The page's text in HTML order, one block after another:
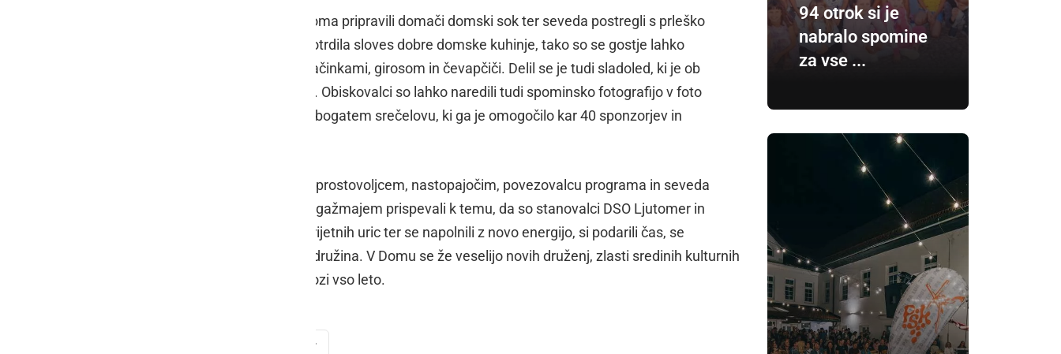
Za osvežitev gostov so zaposleni doma pripravili domači domski sok ter seveda postregli s prleško
kapljico. Pestra ponudba hrane je potrdila sloves dobre domske kuhinje, tako so se gostje lahko
okrepčali s kvasenicami, krapci, palačinkami, girosom in čevapčiči. Delil se je tudi sladoled, ki je ob
sončnem vremenu še posebej prijal. Obiskovalci so lahko naredili tudi spominsko fotografijo v foto
kotičku, vsi pa so lahko sodelovali v bogatem srečelovu, ki ga je omogočilo kar 40 sponzorjev in
Zahvala in pohvala gre zaposlenim, prostovoljcem, nastopajočim, povezovalcu programa in seveda
sponzorjem, vsem, ki so s svojim angažmajem prispevali k temu, da so stanovalci DSO Ljutomer in
njihovi svojci lahko preživeli nekaj prijetnih uric ter se napolnili z novo energijo, si podarili čas, se
sproščeno družili in začutili kot ena družina. V Domu se že veselijo novih druženj, zlasti sredinih kulturnih
dogodkov, ki jih bodo organizirali skozi vso leto.
DSO Ljutomer
94 otrok si je
nabralo spomine
za vse ...